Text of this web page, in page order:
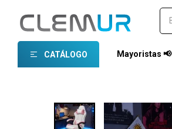
CATÁLOGO Mayoristas 📢